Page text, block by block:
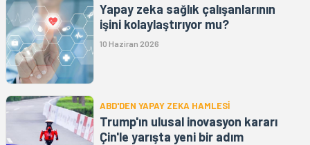
Yapay zeka sağlık çalışanlarının
işini kolaylaştırıyor mu?
10 Haziran 2026
ABD'DEN YAPAY ZEKA HAMLESİ
Trump'ın ulusal inovasyon kararı
Çin'le yarışta yeni bir adım